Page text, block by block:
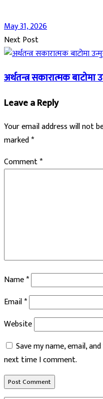
May 31, 2026
Next Post
अर्थतन्त्र सकारात्मक बाटोमा
Leave a Reply
Your email address will not
marked*
Comment*
Name*
Email*
Website
Save my name, email,
next time I comment.